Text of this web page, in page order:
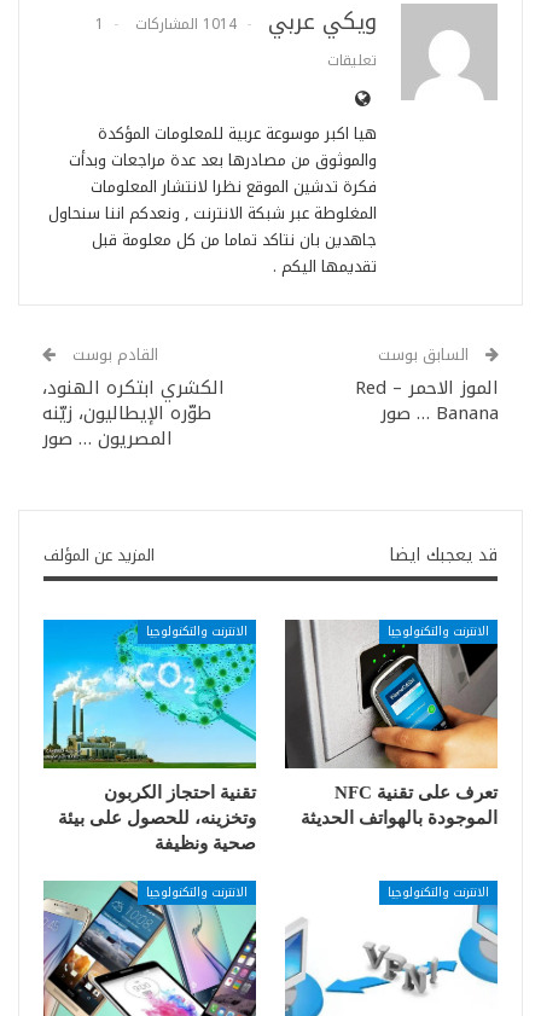
ويكي عربي 1014 المشاركات
1
تعليقات
هيا اكبر موسوعة عربية للمعلومات المؤكدة
والموثوق من مصادرها بعد عدة مراجعات وبدأت
فكرة تدشين الموقع نظرا لانتشار المعلومات
المغلوطة عبر شبكة الانترنت , ونعدكم اننا سنحاول
جاهدين بان نتاكد تماما من كل معلومة قبل
تقديمها اليكم .
السابق بوست
الموز الاحمر – Red
Banana … صور
القادم بوست
الكشري ابتكره الهنود،
طوّره الإيطاليون، زيّنه
المصريون … صور
قد يعجبك ايضا المزيد عن المؤلف
الانترنت والتكنولوجيا
تعرف على تقنية NFC
الموجودة بالهواتف الحديثة
الانترنت والتكنولوجيا
تقنية احتجاز الكربون
وتخزينه، للحصول على بيئة
صحية ونظيفة
الانترنت والتكنولوجيا الانترنت والتكنولوجيا